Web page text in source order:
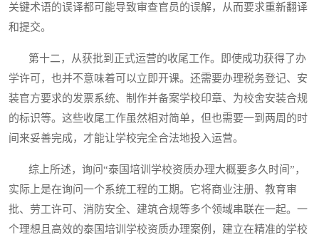
关键术语的误译都可能导致审查官员的误解，从而要求重新翻译
和提交。
第十二，从获批到正式运营的收尾工作。即使成功获得了办
学许可，也并不意味着可以立即开课。还需要办理税务登记、安
装官方要求的发票系统、制作并备案学校印章、为校舍安装合规
的标识等。这些收尾工作虽然相对简单，但也需要一到两周的时
间来妥善完成，才能让学校完全合法地投入运营。
综上所述，询问“泰国培训学校资质办理大概要多久时间”，
实际上是在询问一个系统工程的工期。它将商业注册、教育审
批、劳工许可、消防安全、建筑合规等多个领域串联在一起。一
个理想且高效的泰国培训学校资质办理案例，建立在精准的学校